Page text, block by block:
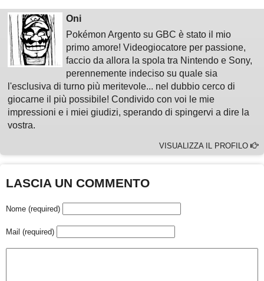
Oni
Pokémon Argento su GBC è stato il mio
primo amore! Videogiocatore per passione,
faccio da allora la spola tra Nintendo e Sony,
perennemente indeciso su quale sia
l'esclusiva di turno più meritevole... nel dubbio cerco di
giocarne il più possibile! Condivido con voi le mie
impressioni e i miei giudizi, sperando di spingervi a dire la
vostra.
VISUALIZZA IL PROFILO
LASCIA UN COMMENTO
Nome (required)
Mail (required)